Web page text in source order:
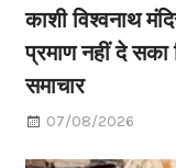
काशी विश्वनाथ
प्रमाण नहीं दे
समाचार
07/08/2026